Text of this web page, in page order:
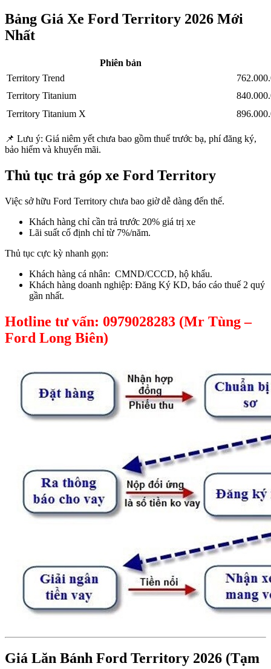
Bảng Giá Xe Ford Territory 2026 Mới
Nhất
Phiên bản
Territory Trend
Territory Titanium
Territory Titanium X
📌 Lưu ý: Giá niêm yết chưa bao gồm thuế trước bạ, phí đăng ký,
bảo hiểm và khuyến mãi.
Thủ tục trả góp xe Ford Territory
Việc sở hữu Ford Territory chưa bao giờ dễ dàng đến thế.
Khách hàng chỉ cần trả trước 20% giá trị xe
Lãi suất cố định chỉ từ 7%/năm.
Thủ tục cực kỳ nhanh gọn:
Khách hàng cá nhân: CMND/CCCD, hộ khẩu.
Khách hàng doanh nghiệp: Đăng Ký KD, báo cáo thuế 2 quý
gần nhất.
Hotline tư vấn: 0979028283 (Mr Tùng –
Ford Long Biên)
Giá Lăn Bánh Ford Territory 2026 (Tạm